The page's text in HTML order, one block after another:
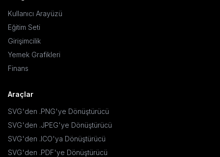
Kullanıcı Arayüzü
Eğitim Seti
Girişimcilik
Yemek Grafikleri
Finans
Araçlar
SVG'den .PNG'ye Dönüştürücü
SVG'den .JPEG'ye Dönüştürücü
SVG'den .ICO'ya Dönüştürücü
SVG'den .PDF'ye Dönüştürücü